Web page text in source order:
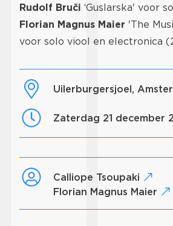
Rudolf Bruči ‘Guslarska' voor
Florian Magnus Maier 'The
voor solo viool en electronica
Uilerburgersjoel,
zaterdag 21 december
Calliope Tsoupaki
Florian Magnus Maier